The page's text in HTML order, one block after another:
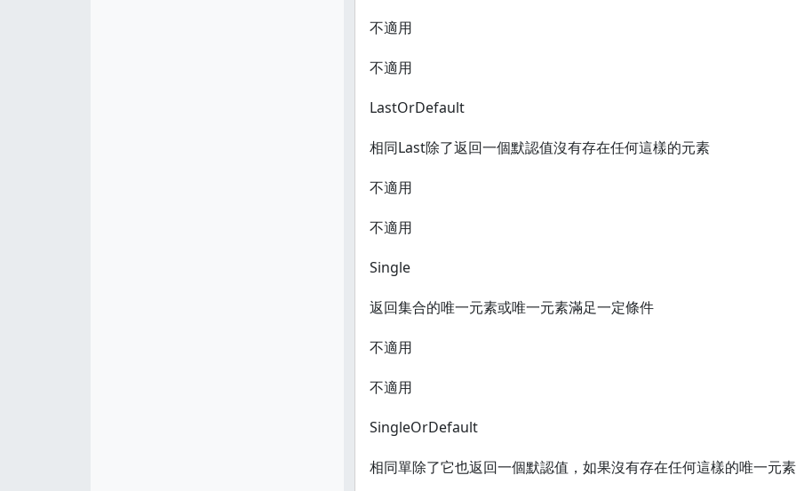
不適用
不適用
LastOrDefault
相同Last除了返回一個默認值沒有存在任何這樣的元素
不適用
不適用
Single
返回集合的唯一元素或唯一元素滿足一定條件
不適用
不適用
SingleOrDefault
相同單除了它也返回一個默認值，如果沒有存在任何這樣的唯一元素